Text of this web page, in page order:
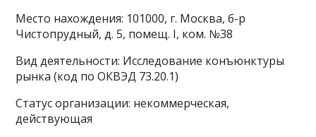
Место нахождения: 101000, г. Москва, б-р
Чистопрудный, д. 5, помещ. I, ком. №38
Вид деятельности: Исследование конъюнктуры
рынка (код по ОКВЭД 73.20.1)
Статус организации: некоммерческая,
действующая